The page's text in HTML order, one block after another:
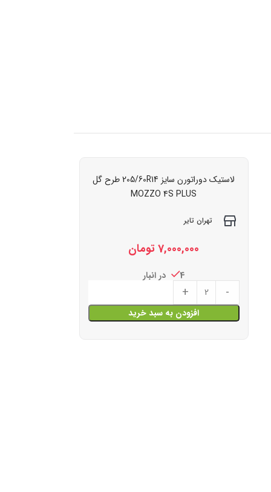
لاستیک دوراتورن سایز 205/60R14 طرح گل
MOZZO 4S PLUS
تهران تایر
7,000,000تومان
4 در انبار
-
+
افزودن به سبد خرید